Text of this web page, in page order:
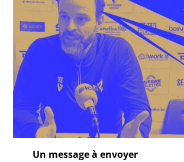
Un message à envoyer